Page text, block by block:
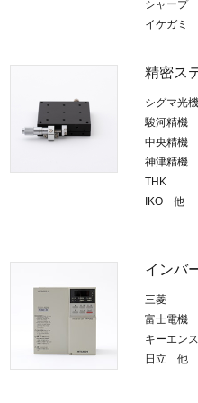
シャープ
イケガミ
精密ス
シグマ光機
駿河精機
中央精機
神津精機
THK
IKO 他
インバ
三菱
富士電機
キーエンス
日立 他